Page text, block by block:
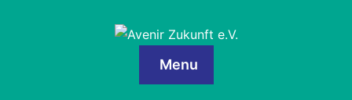
Menu